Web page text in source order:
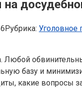
Рубрика: Уголовное
Любой
базу и
какие вопросы